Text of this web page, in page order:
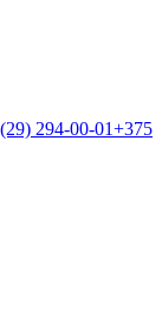
294-00-01+375